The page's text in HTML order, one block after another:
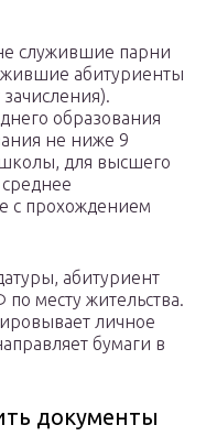
служившие парни
абитуриенты
образования
не ниже 9
для высшего
с прохождением
абитуриент
месту жительства.
личное
бумаги в
документы